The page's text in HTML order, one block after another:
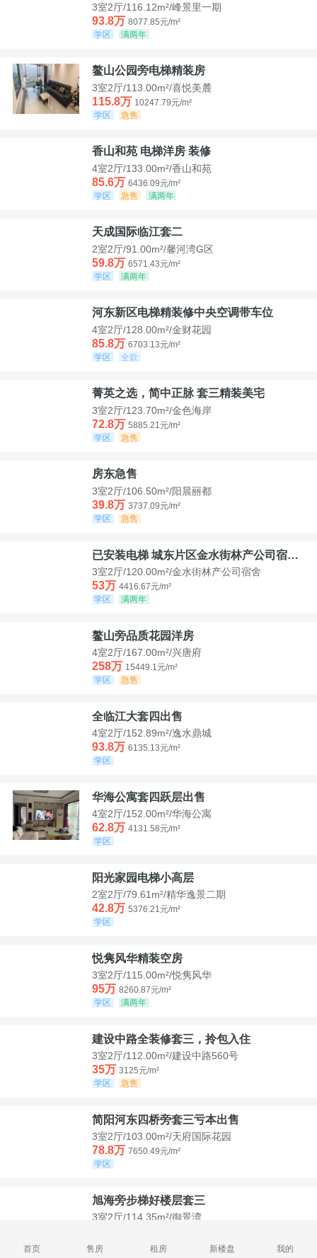
3室2厅/116.12m²/峰景里一期
93.8万 8077.85元/m²
学区
满两年
鳌山公园旁电梯精装房
3室2厅/113.00m²/喜悦美麓
115.8万 10247.79元/m²
学区
急售
香山和苑 电梯洋房 装修
4室2厅/133.00m²/香山和苑
85.6万 6436.09元/m²
学区
急售 满两年
天成国际临江套二
2室2厅/91.00m²/馨河湾G区
59.8万 6571.43元/m²
学区
满两年
河东新区电梯精装修中央空调带车位
4室2厅/128.00m²/金财花园
85.8万 6703.13元/m²
学区
全款
菁英之选，简中正脉 套三精装美宅
3室2厅/123.70m²/金色海岸
72.8万 5885.21元/m²
学区
急售
房东急售
3室2厅/106.50m²/阳晨丽都
39.8万 3737.09元/m²
学区
急售
已安装电梯 城东片区金水街林产公司宿舍套三可看江景
3室2厅/120.00m²/金水街林产公司宿舍
53万 4416.67元/m²
学区
满两年
鳌山旁品质花园洋房
4室2厅/167.00m²/兴唐府
258万 15449.1元/m²
学区
急售
全临江大套四出售
4室2厅/152.89m²/逸水鼎城
93.8万 6135.13元/m²
学区
华海公寓套四跃层出售
4室2厅/152.00m²/华海公寓
62.8万 4131.58元/m²
学区
阳光家园电梯小高层
2室2厅/79.61m²/精华逸景二期
42.8万 5376.21元/m²
学区
悦隽风华精装空房
3室2厅/115.00m²/悦隽风华
95万 8260.87元/m²
学区
满两年
建设中路全装修套三，拎包入住
3室2厅/112.00m²/建设中路560号
35万 3125元/m²
学区
急售
简阳河东四桥旁套三亏本出售
3室2厅/103.00m²/天府国际花园
78.8万 7650.49元/m²
学区
旭海旁步梯好楼层套三
3室2厅/114.35m²/御景湾
学区
首页 售房 租房 新楼盘 我的